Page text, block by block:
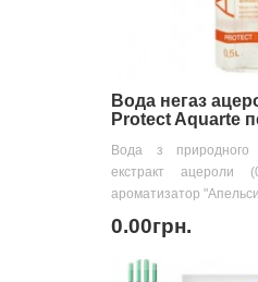
Вода негаз
Protect Aquarte
Вода з природного
екстракт ацероли
ароматизатор
0.00грн.